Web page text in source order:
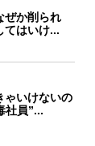
ぜか削られ
てはいけ...
ゃいけないの
社員”...